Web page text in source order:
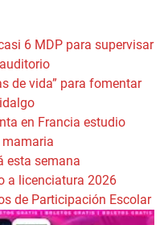
6 MDP para supervisar
de vida” para fomentar
en Francia estudio
esta semana
a licenciatura 2026
de Participación Escolar